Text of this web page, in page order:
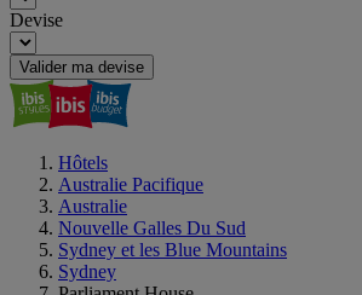
Devise
Valider ma devise
Hôtels
Australie Pacifique
Australie
Nouvelle Galles Du Sud
Sydney et les Blue Mountains
Sydney